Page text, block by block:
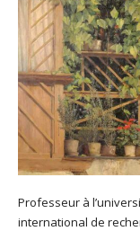
Professeur à
international de